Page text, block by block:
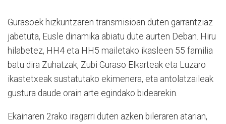
Gurasoek hizkuntzaren transmisioan duten garrantziaz
jabetuta, Eusle dinamika abiatu dute aurten Deban. Hiru
hilabetez, HH4 eta HH5 mailetako ikasleen 55 familia
batu dira Zuhatzak, Zubi Guraso Elkarteak eta Luzaro
ikastetxeak sustatutako ekimenera, eta antolatzaileak
gustura daude orain arte egindako bidearekin.
Ekainaren 2rako iragarri duten azken bileraren atarian,